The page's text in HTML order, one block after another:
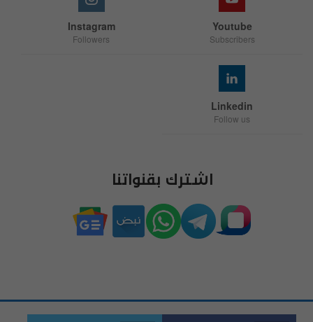
Youtube
Subscribers
Instagram
Followers
Linkedin
Follow us
اشترك بقنواتنا